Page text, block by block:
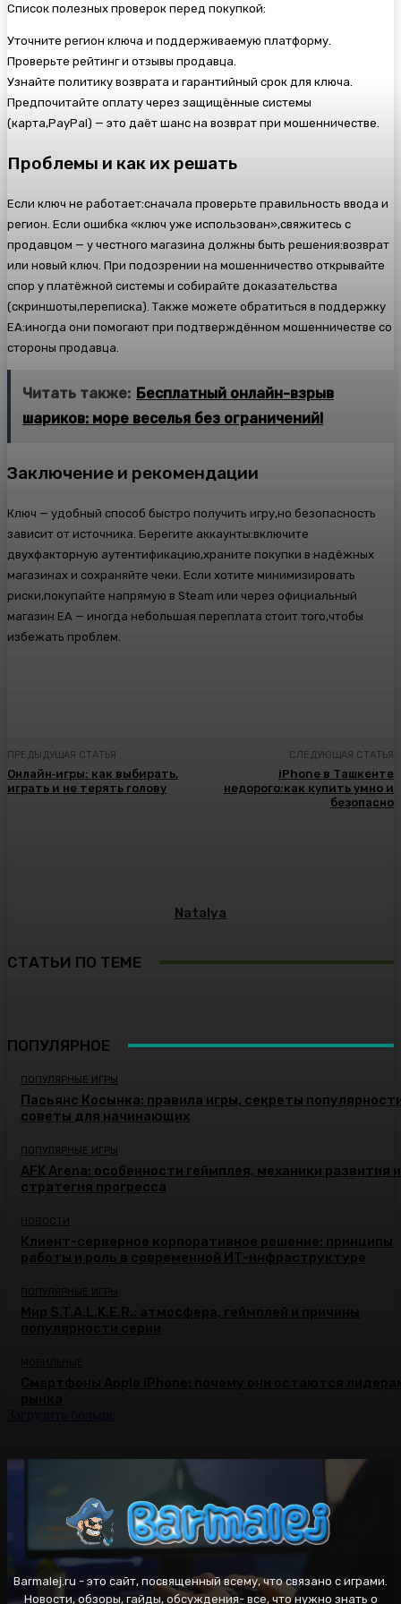
Список полезных проверок перед покупкой:
Уточните регион ключа и поддерживаемую платформу.
Проверьте рейтинг и отзывы продавца.
Узнайте политику возврата и гарантийный срок для ключа.
Предпочитайте оплату через защищённые системы
(карта,PayPal) — это даёт шанс на возврат при мошенничестве.
Проблемы и как их решать
Если ключ не работает:сначала проверьте правильность ввода и
регион. Если ошибка «ключ уже использован»,свяжитесь с
продавцом — у честного магазина должны быть решения:возврат
или новый ключ. При подозрении на мошенничество открывайте
спор у платёжной системы и собирайте доказательства
(скриншоты,переписка). Также можете обратиться в поддержку
EA:иногда они помогают при подтверждённом мошенничестве со
стороны продавца.
Читать также: Бесплатный онлайн-взрыв
шариков: море веселья без ограничений!
Заключение и рекомендации
Ключ — удобный способ быстро получить игру,но безопасность
зависит от источника. Берегите аккаунты:включите
двухфакторную аутентификацию,храните покупки в надёжных
магазинах и сохраняйте чеки. Если хотите минимизировать
риски,покупайте напрямую в Steam или через официальный
магазин EA — иногда небольшая переплата стоит того,чтобы
избежать проблем.
ПРЕДЫДУЩАЯ СТАТЬЯ
Онлайн‑игры: как выбирать,
играть и не терять голову
СЛЕДУЮЩАЯ СТАТЬЯ
iPhone в Ташкенте
недорого:как купить умно и
безопасно
Natalya
СТАТЬИ ПО ТЕМЕ
ПОПУЛЯРНОЕ
ПОПУЛЯРНЫЕ ИГРЫ
Пасьянс Косынка: правила игры, секреты
советы для начинающих
ПОПУЛЯРНЫЕ ИГРЫ
AFK Arena: особенности геймплея, механики развития и
стратегия прогресса
НОВОСТИ
Клиент-серверное корпоративное решение: принципы
работы и роль в современной ИТ-инфраструктуре
ПОПУЛЯРНЫЕ ИГРЫ
Мир S.T.A.L.K.E.R.: атмосфера, геймплей и причины
Barmalej.ru - это сайт, посвященный всему, что связано с играми.
Новости, обзоры, гайды, обсуждения- все, что нужно знать о